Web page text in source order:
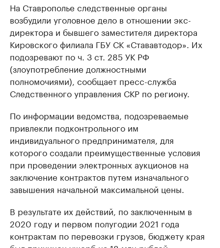
На Ставрополье следственные органы
возбудили уголовное дело в отношении экс-
директора и бывшего заместителя директора
Кировского филиала ГБУ СК «Стававтодор». Их
подозревают по ч. 3 ст. 285 УК РФ
(злоупотребление должностными
полномочиями), сообщает пресс-служба
Следственного управления СКР по региону.
По информации ведомства, подозреваемые
привлекли подконтрольного им
индивидуального предпринимателя, для
которого создали преимущественные условия
при проведении электронных аукционов на
заключение контрактов путем изначального
завышения начальной максимальной цены.
В результате их действий, по заключенным в
2020 году и первом полугодии 2021 года
контрактам по перевозки грузов, бюджету края